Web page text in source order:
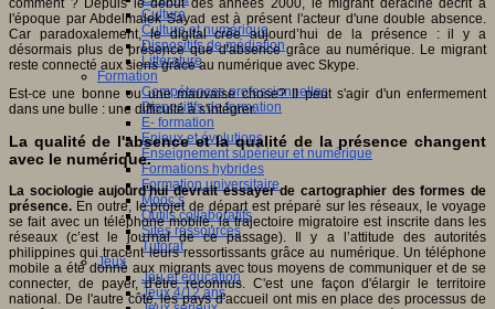
Culture
Culture et numérique
Dispositifs de médiation
Littérature
Formation
Compétences professionnelles
Dispositifs de formation
E- formation
Enjeux et évolutions
Enseignement supérieur et numérique
Formations hybrides
Formation universitaire
Mooc’s
Outils collaboratifs
Sites ressources
Tutorat
Jeux
Jeu et éducation
Jeux 4/12 ans
comment ? Depuis le début des années 2000, le migrant déraciné décrit à
l'époque par Abdelmalek Sayad est à présent l'acteur d'une double absence.
Car paradoxalement, le digital crée aujourd’hui de la présence : il y a
désormais plus de présence que d'absence grâce au numérique. Le migrant
reste connecté aux siens grâce au numérique avec Skype.
Est-ce une bonne ou une mauvaise chose? Il peut s'agir d'un enfermement
dans une bulle : une difficulté à s'intégrer.
La qualité de l'absence et la qualité de la présence changent
avec le numérique.
La sociologie aujourd'hui devrait essayer de cartographier des formes de
présence. En outre, le projet de départ est préparé sur les réseaux, le voyage
se fait avec un téléphone mobile, la trajectoire migratoire est inscrite dans les
réseaux (c’est le journal de ce passage). Il y a l’attitude des autorités
philippines qui tracent leurs ressortissants grâce au numérique. Un téléphone
mobile a été donné aux migrants avec tous moyens de communiquer et de se
connecter, de payer, d'être reconnus. C'est une façon d'élargir le territoire
national. De l'autre côté, les pays d'accueil ont mis en place des processus de